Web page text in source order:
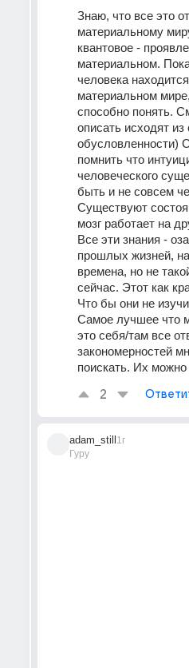
Знаю, что все это
материальному
квантовое -
материальном.
человека
материальном
способно понять.
описать исходят из
обусловленности)
помнить что
человеческого
быть и не совсем
Существуют
мозг работает на
Все эти знания -
прошлых жизней,
времена, но не
сейчас. Этот как
Что бы они не
Самое лучшее что
это себя/там все
закономерностей
поискать. Их можно
2
adam_still
Гуру
1г